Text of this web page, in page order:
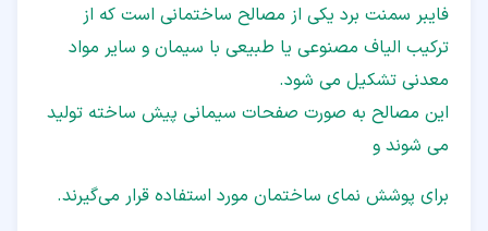
فایبر سمنت برد یکی از مصالح ساختمانی است که از
ترکیب الیاف مصنوعی یا طبیعی با سیمان و سایر مواد
معدنی تشکیل می شود.
این مصالح به صورت صفحات سیمانی پیش ساخته تولید
می شوند و
برای پوشش نمای ساختمان مورد استفاده قرار می‌گیرند.